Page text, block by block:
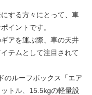
する方々にとって、車
イントです。
アを運ぶ際、車の天井
テムとして注目されて
のルーフボックス「エア
トル、15.5kgの軽量設